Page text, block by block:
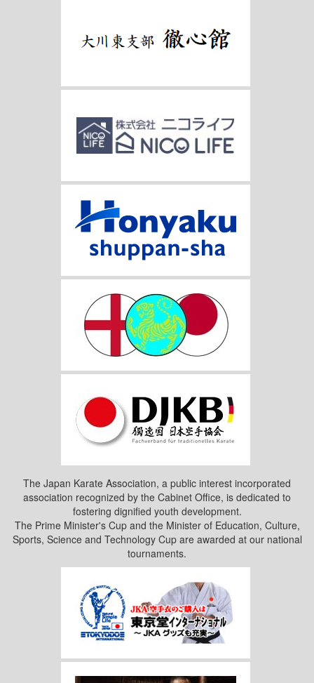
The Japan Karate Association, a public interest incorporated
association recognized by the Cabinet Office, is dedicated to
fostering dignified youth development.
The Prime Minister's Cup and the Minister of Education, Culture,
Sports, Science and Technology Cup are awarded at our national
tournaments.